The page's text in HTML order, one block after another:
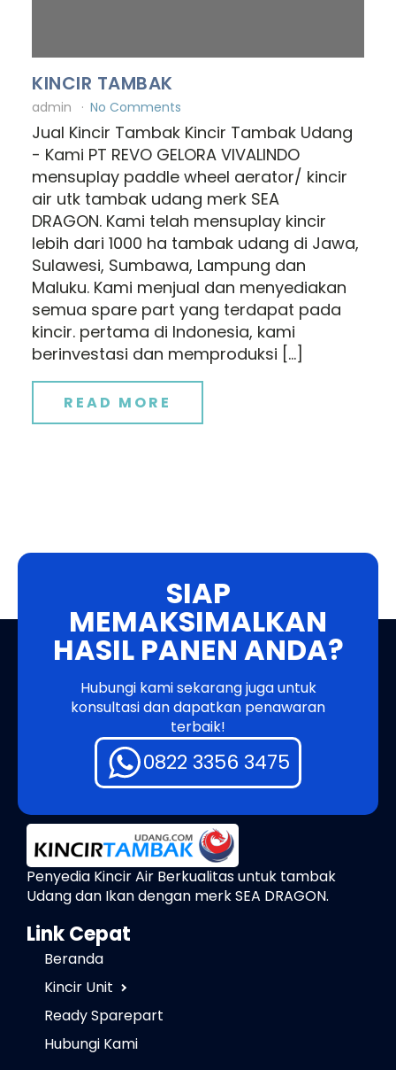
KINCIR TAMBAK
admin No Comments
Jual Kincir Tambak Kincir Tambak Udang
- Kami PT REVO GELORA VIVALINDO
mensuplay paddle wheel aerator/ kincir
air utk tambak udang merk SEA
DRAGON. Kami telah mensuplay kincir
lebih dari 1000 ha tambak udang di Jawa,
Sulawesi, Sumbawa, Lampung dan
Maluku. Kami menjual dan menyediakan
semua spare part yang terdapat pada
kincir. pertama di Indonesia, kami
berinvestasi dan memproduksi […]
READ MORE
SIAP
MEMAKSIMALKAN
HASIL PANEN ANDA?
Hubungi kami sekarang juga untuk
konsultasi dan dapatkan penawaran
terbaik!
0822 3356 3475
Penyedia Kincir Air Berkualitas untuk tambak
Udang dan Ikan dengan merk SEA DRAGON.
Link Cepat
Beranda
Kincir Unit
Ready Sparepart
Hubungi Kami